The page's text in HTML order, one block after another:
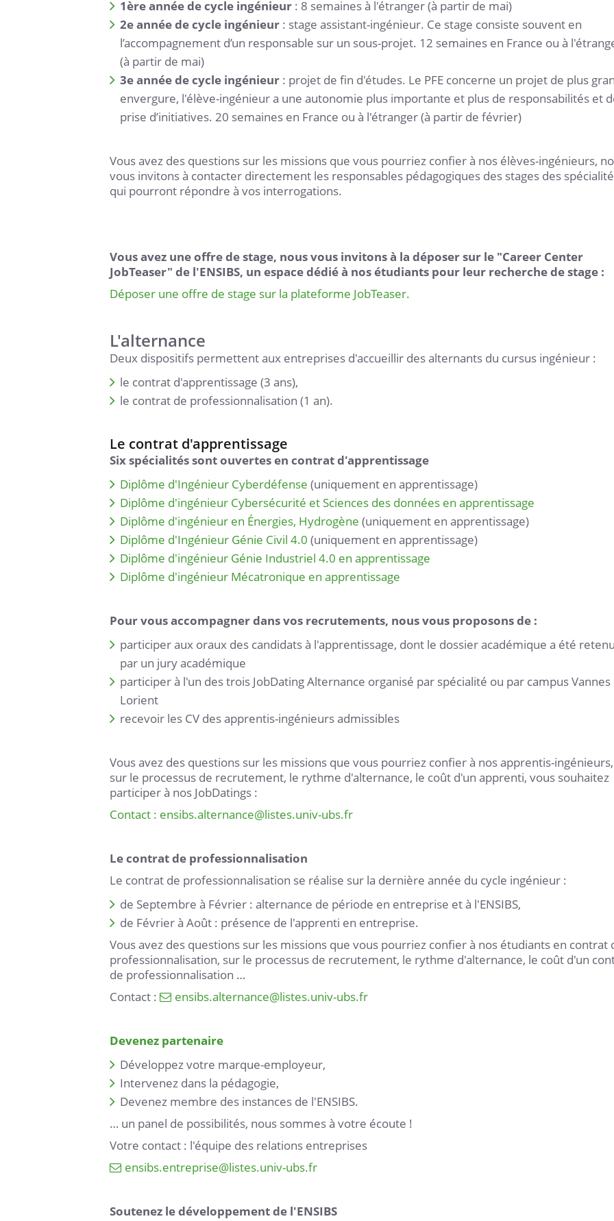
1ère année de cycle ingénieur : 8 semaines à l'étranger (à partir de mai)
2e année de cycle ingénieur : stage assistant-ingénieur. Ce stage consiste souvent en
l’accompagnement d’un responsable sur un sous-projet. 12 semaines en France ou à
(à partir de mai)
3e année de cycle ingénieur : projet de fin d'études. Le PFE concerne un projet de plus
envergure, l'élève-ingénieur a une autonomie plus importante et plus de responsabilités et
prise d’initiatives. 20 semaines en France ou à l'étranger (à partir de février)
Vous avez des questions sur les missions que vous pourriez confier à nos élèves-ingénieurs,
vous invitons à contacter directement les responsables pédagogiques des stages des
qui pourront répondre à vos interrogations.
Vous avez une offre de stage, nous vous invitons à la déposer sur le "Career Center
JobTeaser" de l'ENSIBS, un espace dédié à nos étudiants pour leur recherche de stage :
Déposer une offre de stage sur la plateforme JobTeaser.
L'alternance
Deux dispositifs permettent aux entreprises d'accueillir des alternants du cursus ingénieur :
le contrat d'apprentissage (3 ans),
le contrat de professionnalisation (1 an).
Le contrat d'apprentissage
Six spécialités sont ouvertes en contrat d'apprentissage
Diplôme d'Ingénieur Cyberdéfense (uniquement en apprentissage)
Diplôme d'ingénieur Cybersécurité et Sciences des données en apprentissage
Diplôme d'ingénieur en Énergies, Hydrogène (uniquement en apprentissage)
Diplôme d'Ingénieur Génie Civil 4.0 (uniquement en apprentissage)
Diplôme d'ingénieur Génie Industriel 4.0 en apprentissage
Diplôme d'ingénieur Mécatronique en apprentissage
Pour vous accompagner dans vos recrutements, nous vous proposons de :
participer aux oraux des candidats à l'apprentissage, dont le dossier académique a été retenu
par un jury académique
participer à l'un des trois JobDating Alternance organisé par spécialité ou par campus Vannes
Lorient
recevoir les CV des apprentis-ingénieurs admissibles
Vous avez des questions sur les missions que vous pourriez confier à nos apprentis-ingénieurs,
sur le processus de recrutement, le rythme d'alternance, le coût d'un apprenti, vous souhaitez
participer à nos JobDatings :
Contact : ensibs.alternance@listes.univ-ubs.fr
Le contrat de professionnalisation
Le contrat de professionnalisation se réalise sur la dernière année du cycle ingénieur :
de Septembre à Février : alternance de période en entreprise et à l'ENSIBS,
de Février à Août : présence de l'apprenti en entreprise.
Vous avez des questions sur les missions que vous pourriez confier à nos étudiants en contrat
professionnalisation, sur le processus de recrutement, le rythme d'alternance, le coût d'un
de professionnalisation …
Contact :
ensibs.alternance@listes.univ-ubs.fr
Devenez partenaire
Développez votre marque-employeur,
Intervenez dans la pédagogie,
Devenez membre des instances de l'ENSIBS.
… un panel de possibilités, nous sommes à votre écoute !
Votre contact : l'équipe des relations entreprises
ensibs.entreprise@listes.univ-ubs.fr
Soutenez le développement de l'ENSIBS